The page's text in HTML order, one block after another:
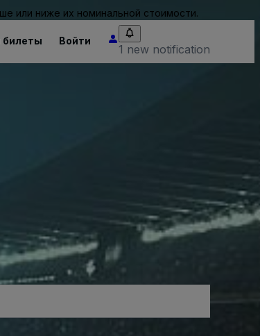
или ниже их номинальной стоимости.
билеты Войти
1 new notification